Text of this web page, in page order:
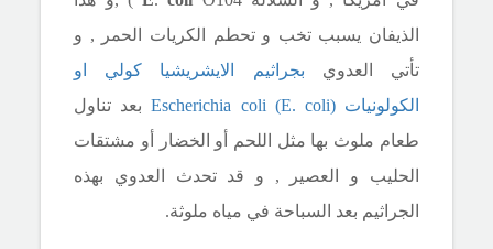
الذيفان يسبب تخب و تحطم الكريات الحمر , و
تأتي العدوي بجراثيم
الايشريشيا كولي او
الكولونيات(Escherichia coli (E. coli
بعد تناول
طعام ملوث بها مثل اللحم أو الخضار أو مشتقات
الحليب و العصير , و قد تحدث العدوي بهذه
الجراثيم بعد السباحة في مياه ملوثة.